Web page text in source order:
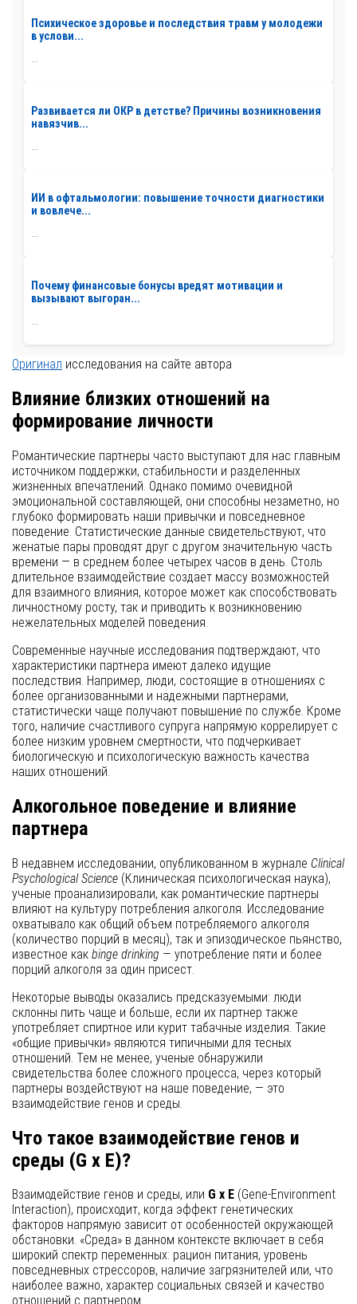
Психическое здоровье и последствия травм у молодежи
в услови...
...
Развивается ли ОКР в детстве? Причины возникновения
навязчив...
ИИ в офтальмологии: повышение точности диагностики
и вовлече...
...
Почему финансовые бонусы вредят мотивации и
вызывают выгоран...
Оригинал исследования на сайте автора
Влияние близких отношений на
формирование личности
Романтические партнеры часто выступают для нас главным
источником поддержки, стабильности и разделенных
жизненных впечатлений. Однако помимо очевидной
эмоциональной составляющей, они способны незаметно, но
глубоко формировать наши привычки и повседневное
поведение. Статистические данные свидетельствуют, что
женатые пары проводят друг с другом значительную часть
времени — в среднем более четырех часов в день. Столь
длительное взаимодействие создает массу возможностей
для взаимного влияния, которое может как способствовать
личностному росту, так и приводить к возникновению
нежелательных моделей поведения.
Современные научные исследования подтверждают, что
характеристики партнера имеют далеко идущие
последствия. Например, люди, состоящие в отношениях с
более организованными и надежными партнерами,
статистически чаще получают повышение по службе. Кроме
того, наличие счастливого супруга напрямую коррелирует с
более низким уровнем смертности, что подчеркивает
биологическую и психологическую важность качества
наших отношений.
Алкогольное поведение и влияние
партнера
В недавнем исследовании, опубликованном в журнале Clinical
Psychological Science (Клиническая психологическая наука),
ученые проанализировали, как романтические партнеры
влияют на культуру потребления алкоголя. Исследование
охватывало как общий объем потребляемого алкоголя
(количество порций в месяц), так и эпизодическое пьянство,
известное как binge drinking — употребление пяти и более
порций алкоголя за один присест.
Некоторые выводы оказались предсказуемыми: люди
склонны пить чаще и больше, если их партнер также
употребляет спиртное или курит табачные изделия. Такие
«общие привычки» являются типичными для тесных
отношений. Тем не менее, ученые обнаружили
свидетельства более сложного процесса, через который
партнеры воздействуют на наше поведение, — это
взаимодействие генов и среды.
Что такое взаимодействие генов и
среды (G x E)?
Взаимодействие генов и среды, или G x E (Gene-Environment
Interaction), происходит, когда эффект генетических
факторов напрямую зависит от особенностей окружающей
обстановки. «Среда» в данном контексте включает в себя
широкий спектр переменных: рацион питания, уровень
повседневных стрессоров, наличие загрязнителей или, что
наиболее важно, характер социальных связей и качество
отношений с партнером.